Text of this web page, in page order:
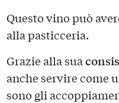
Questo vino può
alla pasticceria.
Grazie alla sua
anche servire come
sono gli